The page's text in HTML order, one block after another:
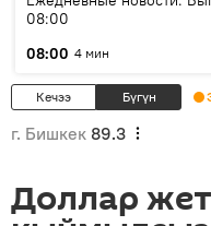
08:00
08:00 4 мин
Кечээ Бүгүн
г. Бишкек 89.3
Доллар